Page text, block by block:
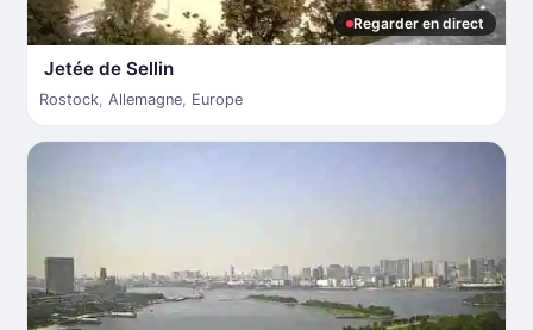
Regarder en direct
Jetée de Sellin
Rostock, Allemagne, Europe